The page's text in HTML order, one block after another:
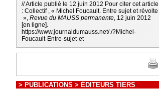
// Article publié le 12 juin 2012 Pour citer cet article
: Collectif , « Michel Foucault. Entre sujet et révolte
», Revue du MAUSS permanente, 12 juin 2012
[en ligne].
https://www.journaldumauss.net/./?Michel-
Foucault-Entre-sujet-et
> PUBLICATIONS > ÉDITEURS TIERS